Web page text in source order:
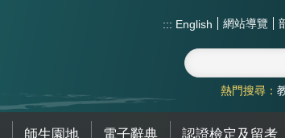
::: English 網站導覽
熱門搜尋：
師生園地 電子辭典 認證檢定及留考